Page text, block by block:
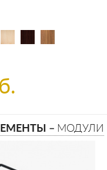
– МОДУЛИ